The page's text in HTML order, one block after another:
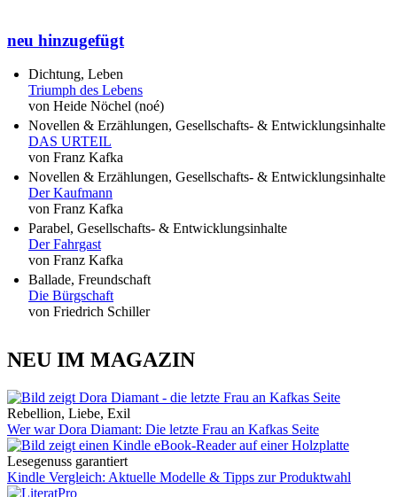
neu hinzugefügt
Dichtung, Leben
Triumph des Lebens
von Heide Nöchel (noé)
Novellen & Erzählungen, Gesellschafts- & Entwicklungsinhalte
DAS URTEIL
von Franz Kafka
Novellen & Erzählungen, Gesellschafts- & Entwicklungsinhalte
Der Kaufmann
von Franz Kafka
Parabel, Gesellschafts- & Entwicklungsinhalte
Der Fahrgast
von Franz Kafka
Ballade, Freundschaft
Die Bürgschaft
von Friedrich Schiller
NEU IM MAGAZIN
Rebellion, Liebe, Exil
Wer war Dora Diamant: Die letzte Frau an Kafkas Seite
Lesegenuss garantiert
Kindle Vergleich: Aktuelle Modelle & Tipps zur Produktwahl